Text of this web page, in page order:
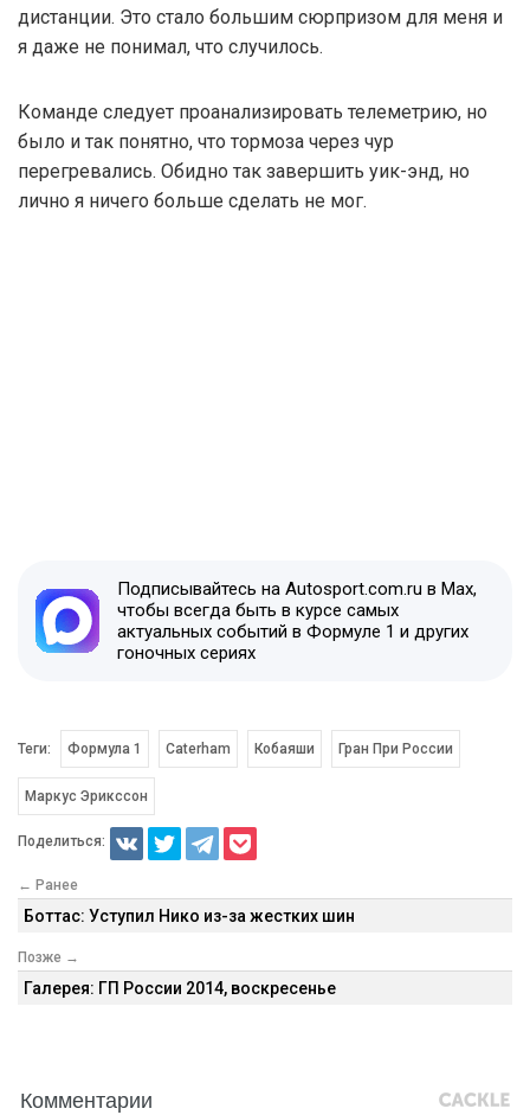
дистанции. Это стало большим сюрпризом для меня и
я даже не понимал, что случилось.
Команде следует проанализировать телеметрию, но
было и так понятно, что тормоза через чур
перегревались. Обидно так завершить уик-энд, но
лично я ничего больше сделать не мог.
Подписывайтесь на Autosport.com.ru в Max,
чтобы всегда быть в курсе самых
актуальных событий в Формуле 1 и других
гоночных сериях
Теги: Формула 1 Caterham Кобаяши Гран При России
Маркус Эрикссон
Поделиться:
← Ранее
Боттас: Уступил Нико из-за жестких шин
Позже →
Галерея: ГП России 2014, воскресенье
Комментарии